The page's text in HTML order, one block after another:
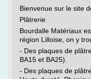
Bienvenue sur le site
Plâtrerie
Bourdalle Matériaux
région Lilloise, on y
- Des plaques de
BA15 et BA25).
- Des plaques de